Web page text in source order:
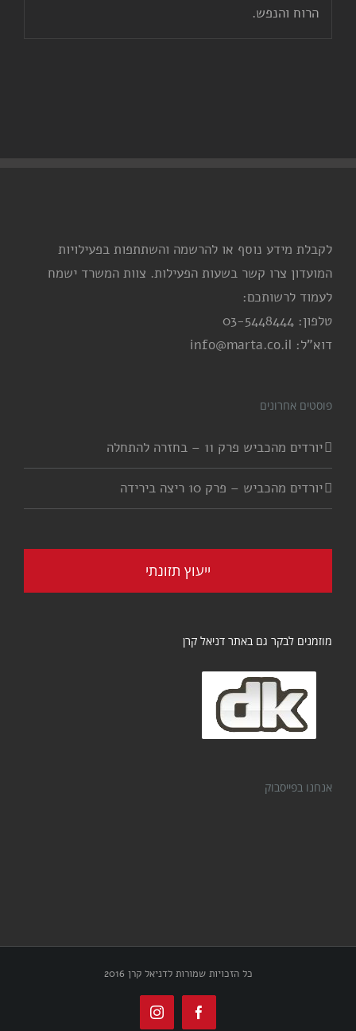
הרוח והנפש.
לקבלת מידע נוסף או להרשמה והשתתפות בפעילויות
המועדון צרו קשר בשעות הפעילות. צוות המשרד ישמח
לעמוד לרשותכם:
טלפון: 03-5448444
דוא"ל: info@marta.co.il
פוסטים אחרונים
יורדים מהכביש פרק 11 – בחזרה להתחלה
יורדים מהכביש – פרק 10 ריצה בירידה
ייעוץ תזונתי
מוזמנים לבקר גם באתר דניאל קרן
אנחנו בפייסבוק
כל הזכויות שמורות לדניאל קרן 2016
Facebook
Instagram